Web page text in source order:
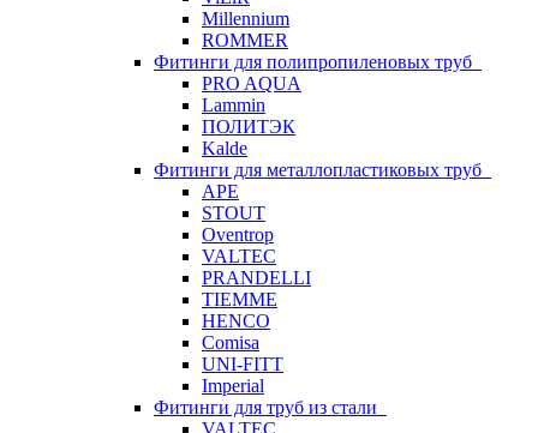
Millennium
ROMMER
Фитинги для полипропиленовых труб
PRO AQUA
Lammin
ПОЛИТЭК
Kalde
Фитинги для металлопластиковых труб
APE
STOUT
Oventrop
VALTEC
PRANDELLI
TIEMME
HENCO
Comisa
UNI-FITT
Imperial
Фитинги для труб из стали
VALTEC